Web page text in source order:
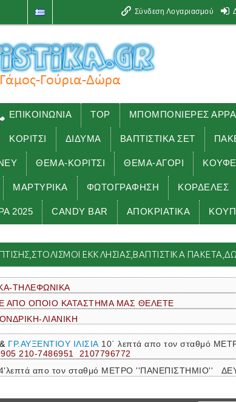
Σύνδεση Λογαριασμού
ΕΠΙΚΟΙΝΩΝΙΑ TOP ΜΠΟΜΠΟΝΙΕΡΕΣ
ΚΟΡΙΤΣΙ ΔΙΔΥΜΑ ΒΑΠΤΙΣΤΙΚΑ ΣΕΤ
ΘΕΜΑ-ΚΟΡΙΤΣΙ ΘΕΜΑ-ΑΓΟΡΙ
ΜΑΡΤΥΡΙΚΑ ΦΩΤΟΓΡΑΦΗΣΗ ΚΟΡΔΕΛΕΣ
2025 CANDY BAR ΑΠΟΚΡΙΑΤΙΚΑ
βάπτισης,στολισμοί εκκλησίας,βαπτιστικά
ΕΚΚΛΗΣΊΑΣ,ΒΑΠΤΙΣΤΙΚΆ
ΤΗΛΕΦΩΝΙΚΑ
ΑΠΟ ΟΠΟΙΟ ΚΑΤΑΣΤΗΜΑ ΜΑΣ ΘΕΛΕΤΕ
ΛΙΑΝΙΚΗ
& ΓΡ.ΑΥΞΕΝΤΙΟΥ ΙΛΙΣΙΑ 10΄ λεπτά απο τον σταθμό
210-7486951 2107796772
απο τον σταθμό ΜΕΤΡΟ ''ΠΑΝΕΠΙΣΤΗΜΙΟ''